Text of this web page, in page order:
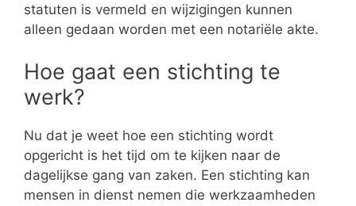
statuten is vermeld en wijzigingen kunnen
alleen gedaan worden met een notariële akte.
Hoe gaat een stichting te
werk?
Nu dat je weet hoe een stichting wordt
opgericht is het tijd om te kijken naar de
dagelijkse gang van zaken. Een stichting kan
mensen in dienst nemen die werkzaamheden